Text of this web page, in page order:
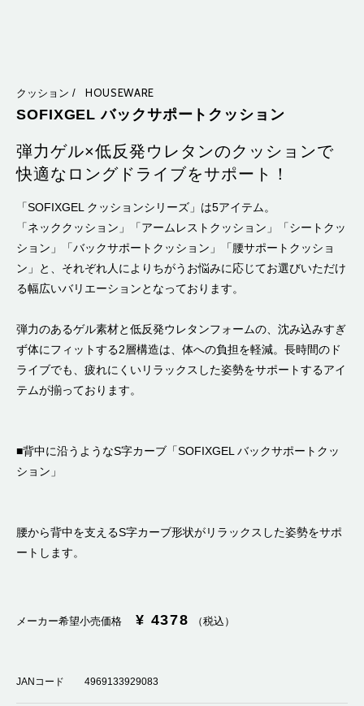
クッション / HOUSEWARE
SOFIXGEL バックサポートクッション
弾力ゲル×低反発ウレタンのクッションで
快適なロングドライブをサポート！
「SOFIXGEL クッションシリーズ」は5アイテム。
「ネッククッション」「アームレストクッション」「シートクッ
ション」「バックサポートクッション」「腰サポートクッショ
ン」と、それぞれ人によりちがうお悩みに応じてお選びいただけ
る幅広いバリエーションとなっております。
弾力のあるゲル素材と低反発ウレタンフォームの、沈み込みすぎ
ず体にフィットする2層構造は、体への負担を軽減。長時間のド
ライブでも、疲れにくいリラックスした姿勢をサポートするアイ
テムが揃っております。
■背中に沿うようなS字カーブ「SOFIXGEL バックサポートクッ
ション」
腰から背中を支えるS字カーブ形状がリラックスした姿勢をサポ
ートします。
メーカー希望小売価格 ¥ 4378 （税込）
JANコード 4969133929083